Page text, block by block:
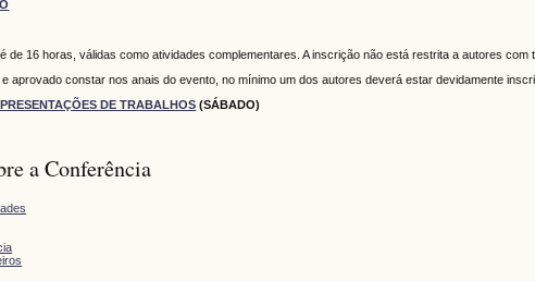
de 16 horas, válidas como atividades complementares. A inscrição não está restrita a autores com
aprovado constar nos anais do evento, no mínimo um dos autores deverá estar devidamente
DE TRABALHOS (SÁBADO)
a Conferência